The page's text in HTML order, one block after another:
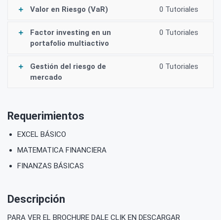
Valor en Riesgo (VaR) 0 Tutoriales
Factor investing en un
portafolio multiactivo
0 Tutoriales
Gestión del riesgo de
mercado
0 Tutoriales
Requerimientos
EXCEL BÁSICO
MATEMATICA FINANCIERA
FINANZAS BÁSICAS
Descripción
PARA VER EL BROCHURE DALE CLIK EN DESCARGAR